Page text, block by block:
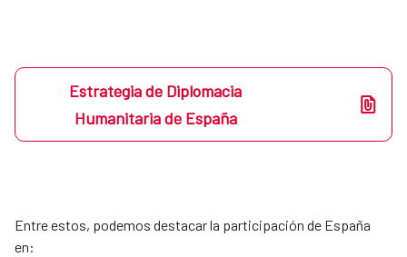
Estrategia de Diplomacia
Humanitaria de España
Entre estos, podemos destacar la participación de España
en: